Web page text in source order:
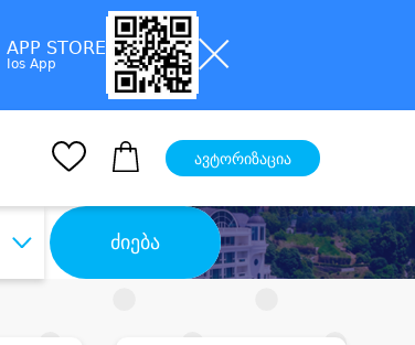
APP STORE
Ios App
ავტორიზაცია
ძიება